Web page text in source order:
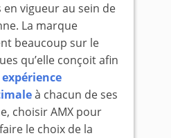
vigueur au sein de
La marque
beaucoup sur le
qu’elle conçoit afin
à chacun de ses
choisir AMX pour
le choix de la